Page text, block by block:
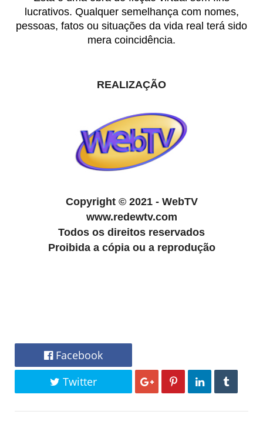
lucrativos. Qualquer semelhança com nomes,
pessoas, fatos ou situações da vida real terá sido
mera coincidência.
REALIZAÇÃO
Copyright © 2021 - WebTV
www.redewtv.com
Todos os direitos reservados
Proibida a cópia ou a reprodução
Facebook
Twitter